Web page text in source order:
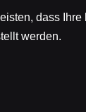
dass
werden.